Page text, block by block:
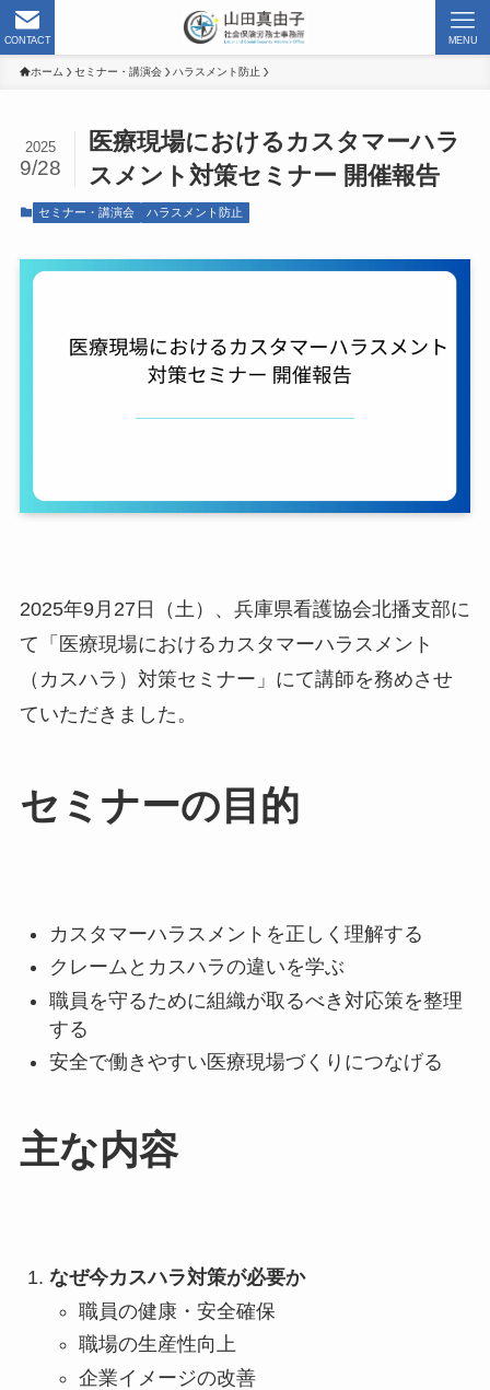
CONTACT MENU
ホーム セミナー・講演会 ハラスメント防止
医療現場におけるカスタマーハラ
スメント対策セミナー 開催報告
2025
9/28
セミナー・講演会 ハラスメント防止
2025年9月27日（土）、兵庫県看護協会北播支部に
て「医療現場におけるカスタマーハラスメント
（カスハラ）対策セミナー」にて講師を務めさせ
ていただきました。
セミナーの目的
カスタマーハラスメントを正しく理解する
クレームとカスハラの違いを学ぶ
職員を守るために組織が取るべき対応策を整理
する
安全で働きやすい医療現場づくりにつなげる
主な内容
なぜ今カスハラ対策が必要か
職員の健康・安全確保
職場の生産性向上
企業イメージの改善